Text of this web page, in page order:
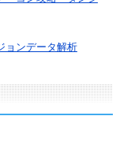
ョンデータ解析